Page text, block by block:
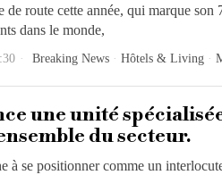
de route cette année, qui marque
dans le monde,
Breaking News · Hôtels & Living ·
une unité
du secteur.
à se positionner comme un